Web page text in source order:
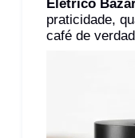
Elétrico
praticidade,
café de